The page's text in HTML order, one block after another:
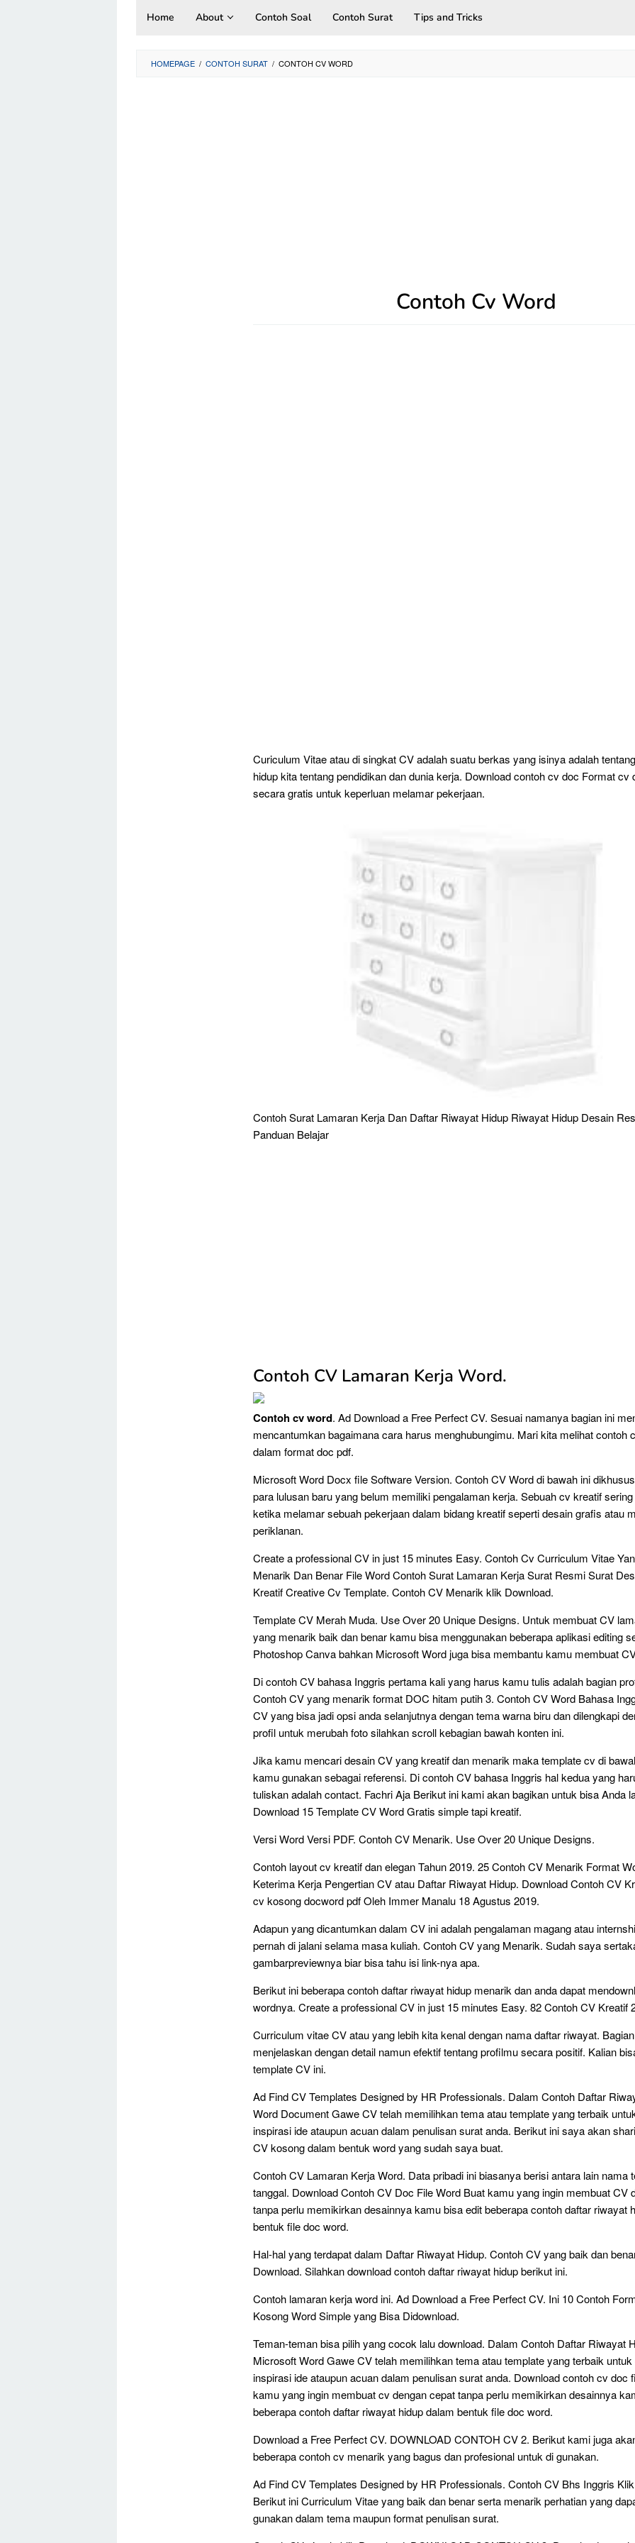
Home About Contoh Soal Contoh Surat Tips and Tricks
HOMEPAGE / CONTOH SURAT / CONTOH CV WORD
Contoh Cv Word
Curiculum Vitae atau di singkat CV adalah suatu berkas yang isinya adalah
hidup kita tentang pendidikan dan dunia kerja. Download contoh cv doc Format cv
secara gratis untuk keperluan melamar pekerjaan.
Contoh Surat Lamaran Kerja Dan Daftar Riwayat Hidup Riwayat Hidup Desain
Panduan Belajar
Contoh CV Lamaran Kerja Word.
Contoh cv word. Ad Download a Free Perfect CV. Sesuai namanya bagian ini
mencantumkan bagaimana cara harus menghubungimu. Mari kita melihat contoh
dalam format doc pdf.
Microsoft Word Docx file Software Version. Contoh CV Word di bawah ini
para lulusan baru yang belum memiliki pengalaman kerja. Sebuah cv kreatif
ketika melamar sebuah pekerjaan dalam bidang kreatif seperti desain grafis atau
periklanan.
Create a professional CV in just 15 minutes Easy. Contoh Cv Curriculum Vitae
Menarik Dan Benar File Word Contoh Surat Lamaran Kerja Surat Resmi Surat
Kreatif Creative Cv Template. Contoh CV Menarik klik Download.
Template CV Merah Muda. Use Over 20 Unique Designs. Untuk membuat CV
yang menarik baik dan benar kamu bisa menggunakan beberapa aplikasi editing
Photoshop Canva bahkan Microsoft Word juga bisa membantu kamu membuat
Di contoh CV bahasa Inggris pertama kali yang harus kamu tulis adalah bagian
Contoh CV yang menarik format DOC hitam putih 3. Contoh CV Word Bahasa
CV yang bisa jadi opsi anda selanjutnya dengan tema warna biru dan dilengkapi
profil untuk merubah foto silahkan scroll kebagian bawah konten ini.
Jika kamu mencari desain CV yang kreatif dan menarik maka template cv di
kamu gunakan sebagai referensi. Di contoh CV bahasa Inggris hal kedua yang
tuliskan adalah contact. Fachri Aja Berikut ini kami akan bagikan untuk bisa Anda
Download 15 Template CV Word Gratis simple tapi kreatif.
Versi Word Versi PDF. Contoh CV Menarik. Use Over 20 Unique Designs.
Contoh layout cv kreatif dan elegan Tahun 2019. 25 Contoh CV Menarik Format
Keterima Kerja Pengertian CV atau Daftar Riwayat Hidup. Download Contoh CV
cv kosong docword pdf Oleh Immer Manalu 18 Agustus 2019.
Adapun yang dicantumkan dalam CV ini adalah pengalaman magang atau
pernah di jalani selama masa kuliah. Contoh CV yang Menarik. Sudah saya
gambarpreviewnya biar bisa tahu isi link-nya apa.
Berikut ini beberapa contoh daftar riwayat hidup menarik dan anda dapat
wordnya. Create a professional CV in just 15 minutes Easy. 82 Contoh CV Kreatif
Curriculum vitae CV atau yang lebih kita kenal dengan nama daftar riwayat.
menjelaskan dengan detail namun efektif tentang profilmu secara positif. Kalian
template CV ini.
Ad Find CV Templates Designed by HR Professionals. Dalam Contoh Daftar
Word Document Gawe CV telah memilihkan tema atau template yang terbaik
inspirasi ide ataupun acuan dalam penulisan surat anda. Berikut ini saya akan
CV kosong dalam bentuk word yang sudah saya buat.
Contoh CV Lamaran Kerja Word. Data pribadi ini biasanya berisi antara lain nama
tanggal. Download Contoh CV Doc File Word Buat kamu yang ingin membuat CV
tanpa perlu memikirkan desainnya kamu bisa edit beberapa contoh daftar riwayat
bentuk file doc word.
Hal-hal yang terdapat dalam Daftar Riwayat Hidup. Contoh CV yang baik dan
Download. Silahkan download contoh daftar riwayat hidup berikut ini.
Contoh lamaran kerja word ini. Ad Download a Free Perfect CV. Ini 10 Contoh
Kosong Word Simple yang Bisa Didownload.
Teman-teman bisa pilih yang cocok lalu download. Dalam Contoh Daftar Riwayat
Microsoft Word Gawe CV telah memilihkan tema atau template yang terbaik untuk
inspirasi ide ataupun acuan dalam penulisan surat anda. Download contoh cv doc
kamu yang ingin membuat cv dengan cepat tanpa perlu memikirkan desainnya
beberapa contoh daftar riwayat hidup dalam bentuk file doc word.
Download a Free Perfect CV. DOWNLOAD CONTOH CV 2. Berikut kami juga
beberapa contoh cv menarik yang bagus dan profesional untuk di gunakan.
Ad Find CV Templates Designed by HR Professionals. Contoh CV Bhs Inggris
Berikut ini Curriculum Vitae yang baik dan benar serta menarik perhatian yang
gunakan dalam tema maupun format penulisan surat.